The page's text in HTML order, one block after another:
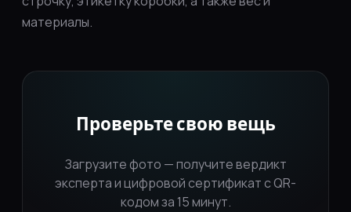
материалы.
Проверьте свою вещь
Загрузите фото — получите вердикт
эксперта и цифровой сертификат с QR-
кодом за 15 минут.